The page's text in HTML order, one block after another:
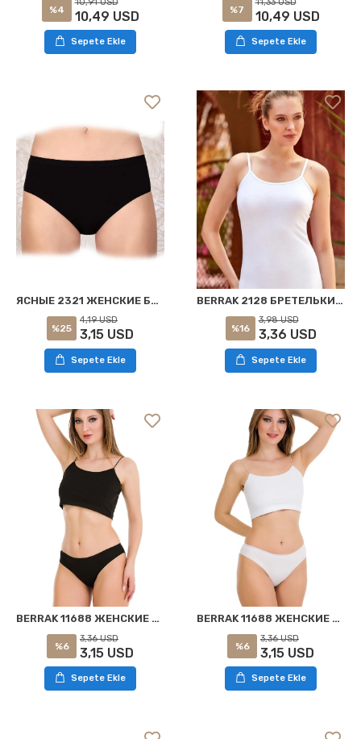
%4 10,49 USD
Sepete Ekle
%7 10,49 USD
Sepete Ekle
ЯСНЫЕ 2321 ЖЕНСКИЕ БОТОМ БРЮКИ ЧЕРНЫЕ
%25
4,19 USD
3,15 USD
Sepete Ekle
BERRAK 2128 БРЕТЕЛЬКИ С БИЕЛЕМ ЭЛАСТАН МАЙКА БЕЛАЯ
%16
3,98 USD
3,36 USD
Sepete Ekle
BERRAK 11688 ЖЕНСКИЕ ТРУСИКИ С ЛАЗЕРНОЙ РЕЗКОЙ, ЧЕРНЫЕ
%6
3,36 USD
3,15 USD
Sepete Ekle
BERRAK 11688 ЖЕНСКИЕ ЛАЗЕРНЫЕ ТРУСИКИ БЕЛЫЕ
%6
3,36 USD
3,15 USD
Sepete Ekle